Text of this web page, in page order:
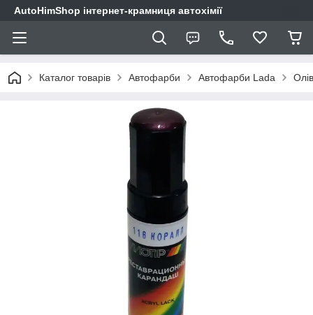
AutoHimShop інтернет-крамниця автохімії
Каталог товарів Автофарби Автофарби Lada